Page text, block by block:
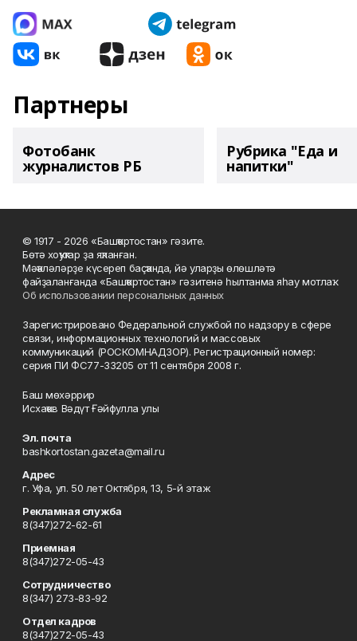
Партнеры
Фотобанк
журналистов РБ
Рубрика "Еда и
напитки"
© 1917 - 2026 «Башҡортостан» гәзите.
Бөтә хоҡуҡтар ҙа яҡланған.
Мәҡәләләрҙе күсереп баҫҡанда, йә уларҙы өлөшләтә
файҙаланғанда «Башҡортостан» гәзитенә һылтанма яһау мотлаҡ.
Об использовании персональных данных
Зарегистрировано Федеральной службой по надзору в сфере
связи, информационных технологий и массовых
коммуникаций (РОСКОМНАДЗОР). Регистрационный номер:
серия ПИ ФС77-33205 от 11 сентября 2008 г.
Баш мөхәррир
Исхаҡов Вәдүт Ғәйфулла улы
Эл. почта
bashkortostan.gazeta@mail.ru
Адрес
г. Уфа, ул. 50 лет Октября, 13, 5-й этаж
Рекламная служба
8(347)272-62-61
Приемная
8(347)272-05-43
Сотрудничество
8(347) 273-83-92
Отдел кадров
8(347)272-05-43